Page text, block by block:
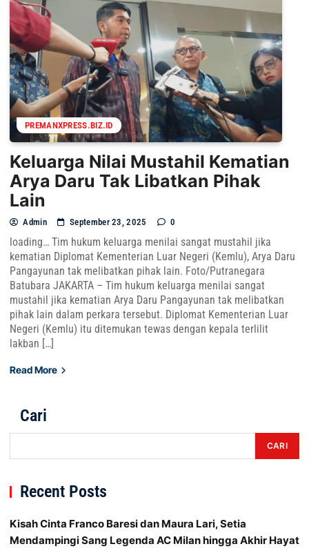
PREMANXPRESS.BIZ.ID
Keluarga Nilai Mustahil Kematian
Arya Daru Tak Libatkan Pihak
Lain
Admin September 23, 2025 0
loading… Tim hukum keluarga menilai sangat mustahil jika
kematian Diplomat Kementerian Luar Negeri (Kemlu), Arya Daru
Pangayunan tak melibatkan pihak lain. Foto/Putranegara
Batubara JAKARTA – Tim hukum keluarga menilai sangat
mustahil jika kematian Arya Daru Pangayunan tak melibatkan
pihak lain dalam perkara tersebut. Diplomat Kementerian Luar
Negeri (Kemlu) itu ditemukan tewas dengan kepala terlilit
lakban […]
Read More
Cari
CARI
Recent Posts
Kisah Cinta Franco Baresi dan Maura Lari, Setia
Mendampingi Sang Legenda AC Milan hingga Akhir Hayat